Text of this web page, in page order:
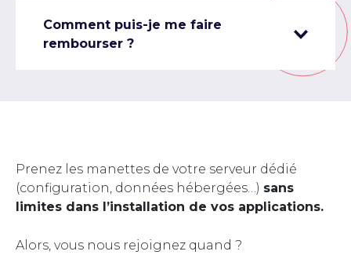
Comment puis-je me faire
rembourser ?
Prenez les manettes de votre serveur dédié
(configuration, données hébergées…) sans
limites dans l’installation de vos applications.
Alors, vous nous rejoignez quand ?